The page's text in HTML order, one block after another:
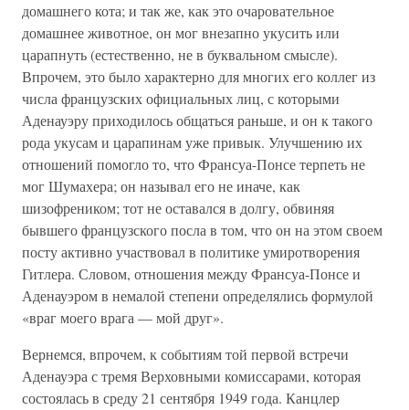
домашнего кота; и так же, как это очаровательное
домашнее животное, он мог внезапно укусить или
царапнуть (естественно, не в буквальном смысле).
Впрочем, это было характерно для многих его коллег из
числа французских официальных лиц, с которыми
Аденауэру приходилось общаться раньше, и он к такого
рода укусам и царапинам уже привык. Улучшению их
отношений помогло то, что Франсуа-Понсе терпеть не
мог Шумахера; он называл его не иначе, как
шизофреником; тот не оставался в долгу, обвиняя
бывшего французского посла в том, что он на этом своем
посту активно участвовал в политике умиротворения
Гитлера. Словом, отношения между Франсуа-Понсе и
Аденауэром в немалой степени определялись формулой
«враг моего врага — мой друг».
Вернемся, впрочем, к событиям той первой встречи
Аденауэра с тремя Верховными комиссарами, которая
состоялась в среду 21 сентября 1949 года. Канцлер